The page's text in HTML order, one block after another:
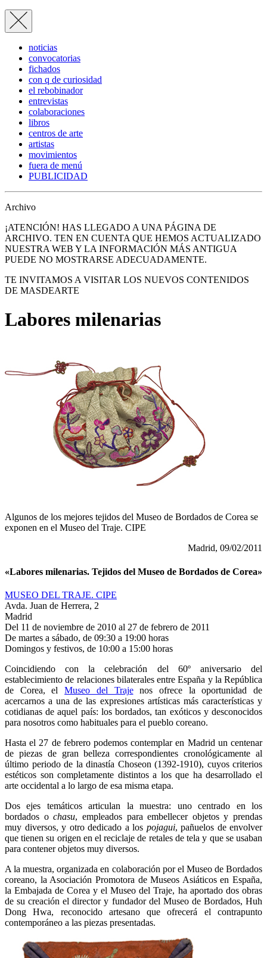
noticias
convocatorias
fichados
con q de curiosidad
el rebobinador
entrevistas
colaboraciones
libros
centros de arte
artistas
movimientos
fuera de menú
PUBLICIDAD
Archivo
¡ATENCIÓN! HAS LLEGADO A UNA PÁGINA DE
ARCHIVO. TEN EN CUENTA QUE HEMOS ACTUALIZADO
NUESTRA WEB Y LA INFORMACIÓN MÁS ANTIGUA
PUEDE NO MOSTRARSE ADECUADAMENTE.
TE INVITAMOS A VISITAR LOS NUEVOS CONTENIDOS
DE MASDEARTE
Labores milenarias
Algunos de los mejores tejidos del Museo de Bordados de Corea se
exponen en el Museo del Traje. CIPE
Madrid, 09/02/2011
«Labores milenarias. Tejidos del Museo de Bordados de Corea»
MUSEO DEL TRAJE. CIPE
Avda. Juan de Herrera, 2
Madrid
Del 11 de noviembre de 2010 al 27 de febrero de 2011
De martes a sábado, de 09:30 a 19:00 horas
Domingos y festivos, de 10:00 a 15:00 horas
Coincidiendo con la celebración del 60º aniversario del
establecimiento de relaciones bilaterales entre España y la República
de Corea, elMuseo del Trajenos ofrece la oportunidad de
acercarnos a una de las expresiones artísticas más características y
cotidianas de aquel país: los bordados, tan exóticos y desconocidos
para nosotros como habituales para el pueblo coreano.
Hasta el 27 de febrero podemos contemplar en Madrid un centenar
de piezas de gran belleza correspondientes cronológicamente al
último periodo de la dinastía Choseon (1392-1910), cuyos criterios
estéticos son completamente distintos a los que ha desarrollado el
arte occidental a lo largo de esa misma etapa.
Dos ejes temáticos articulan la muestra: uno centrado en los
bordados ochasu, empleados para embellecer objetos y prendas
muy diversos, y otro dedicado a los pojagui, pañuelos de envolver
que tienen su origen en el reciclaje de retales de tela y que se usaban
para contener objetos muy diversos.
A la muestra, organizada en colaboración por el Museo de Bordados
coreano, la Asociación Promotora de Museos Asiáticos en España,
la Embajada de Corea y el Museo del Traje, ha aportado dos obras
de su creación el director y fundador del Museo de Bordados, Huh
Dong Hwa, reconocido artesano que ofrecerá el contrapunto
contemporáneo a las piezas presentadas.